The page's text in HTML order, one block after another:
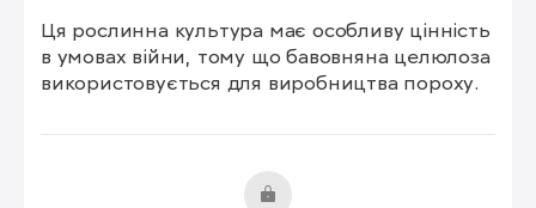
Ця рослинна культура має особливу цінність
в умовах війни, тому що бавовняна целюлоза
використовується для виробництва пороху.